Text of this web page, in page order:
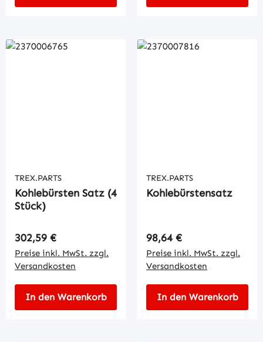
TREX.PARTS
Kohlebürsten Satz (4
Stück)
Regulärer Preis:
302,59 €
Preise inkl. MwSt. zzgl.
Versandkosten
In den Warenkorb
TREX.PARTS
Kohlebürstensatz
Regulärer Preis:
98,64 €
Preise inkl. MwSt. zzgl.
Versandkosten
In den Warenkorb